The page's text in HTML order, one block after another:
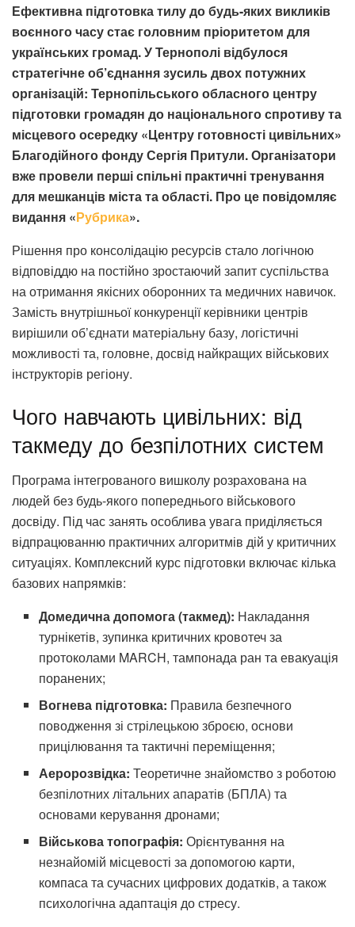
Ефективна підготовка тилу до будь-яких викликів
воєнного часу стає головним пріоритетом для
українських громад. У Тернополі відбулося
стратегічне об’єднання зусиль двох потужних
організацій: Тернопільського обласного центру
підготовки громадян до національного спротиву та
місцевого осередку «Центру готовності цивільних»
Благодійного фонду Сергія Притули. Організатори
вже провели перші спільні практичні тренування
для мешканців міста та області. Про це повідомляє
видання «Рубрика».
Рішення про консолідацію ресурсів стало логічною
відповіддю на постійно зростаючий запит суспільства
на отримання якісних оборонних та медичних навичок.
Замість внутрішньої конкуренції керівники центрів
вирішили об’єднати матеріальну базу, логістичні
можливості та, головне, досвід найкращих військових
інструкторів регіону.
Чого навчають цивільних: від
такмеду до безпілотних систем
Програма інтегрованого вишколу розрахована на
людей без будь-якого попереднього військового
досвіду. Під час занять особлива увага приділяється
відпрацюванню практичних алгоритмів дій у критичних
ситуаціях. Комплексний курс підготовки включає кілька
базових напрямків:
Домедична допомога (такмед): Накладання
турнікетів, зупинка критичних кровотеч за
протоколами MARCH, тампонада ран та евакуація
поранених;
Вогнева підготовка: Правила безпечного
поводження зі стрілецькою зброєю, основи
прицілювання та тактичні переміщення;
Аеророзвідка: Теоретичне знайомство з роботою
безпілотних літальних апаратів (БПЛА) та
основами керування дронами;
Військова топографія: Орієнтування на
незнайомій місцевості за допомогою карти,
компаса та сучасних цифрових додатків, а також
психологічна адаптація до стресу.